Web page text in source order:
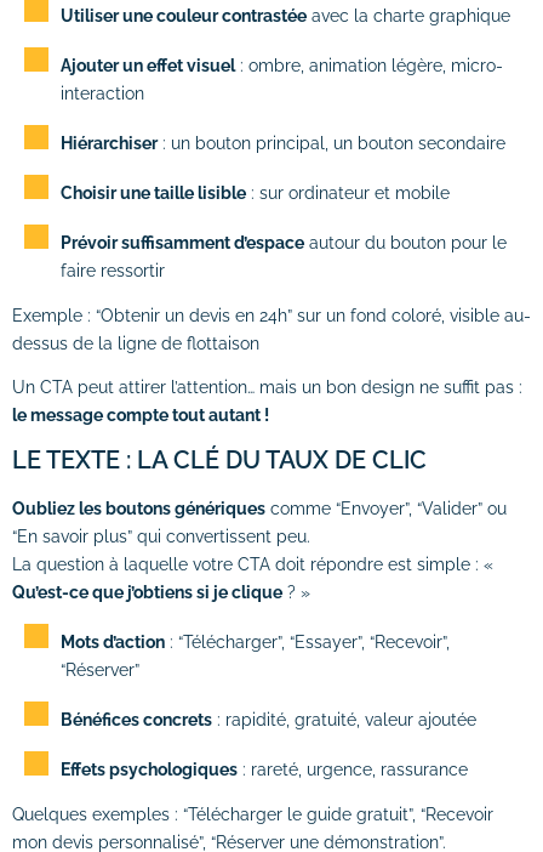
Utiliser une couleur contrastée avec la charte graphique
Ajouter un effet visuel: ombre, animation légère, micro-
interaction
Hiérarchiser: un bouton principal, un bouton secondaire
Choisir une taille lisible : sur ordinateur et mobile
Prévoir suffisamment d’espace autour du bouton pour le
faire ressortir
Exemple : “Obtenir un devis en 24h” sur un fond coloré, visible au-
dessus de la ligne de flottaison
Un CTA peut attirer l’attention… mais un bon design ne suffit pas :
le message compte tout autant !
LE TEXTE : LA CLÉ DU TAUX DE CLIC
Oubliez les boutons génériques comme “Envoyer”, “Valider” ou
“En savoir plus” qui convertissent peu.
La question à laquelle votre CTA doit répondre est simple : «
Qu’est-ce que j’obtiens si je clique ? »
Mots d’action : “Télécharger”, “Essayer”, “Recevoir”,
“Réserver”
Bénéfices concrets : rapidité, gratuité, valeur ajoutée
Effets psychologiques : rareté, urgence, rassurance
Quelques exemples : “Télécharger le guide gratuit”, “Recevoir
mon devis personnalisé”, “Réserver une démonstration”.